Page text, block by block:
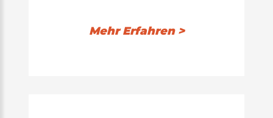
Mehr Erfahren >